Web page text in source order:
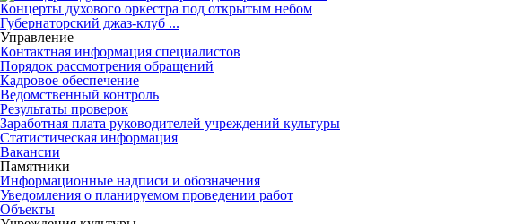
Концерты духового оркестра под открытым небом
Губернаторский джаз-клуб ...
Управление
Контактная информация специалистов
Порядок рассмотрения обращений
Кадровое обеспечение
Ведомственный контроль
Результаты проверок
Заработная плата руководителей учреждений культуры
Статистическая информация
Вакансии
Памятники
Информационные надписи и обозначения
Уведомления о планируемом проведении работ
Объекты